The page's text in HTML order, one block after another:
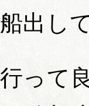
船出し
行って